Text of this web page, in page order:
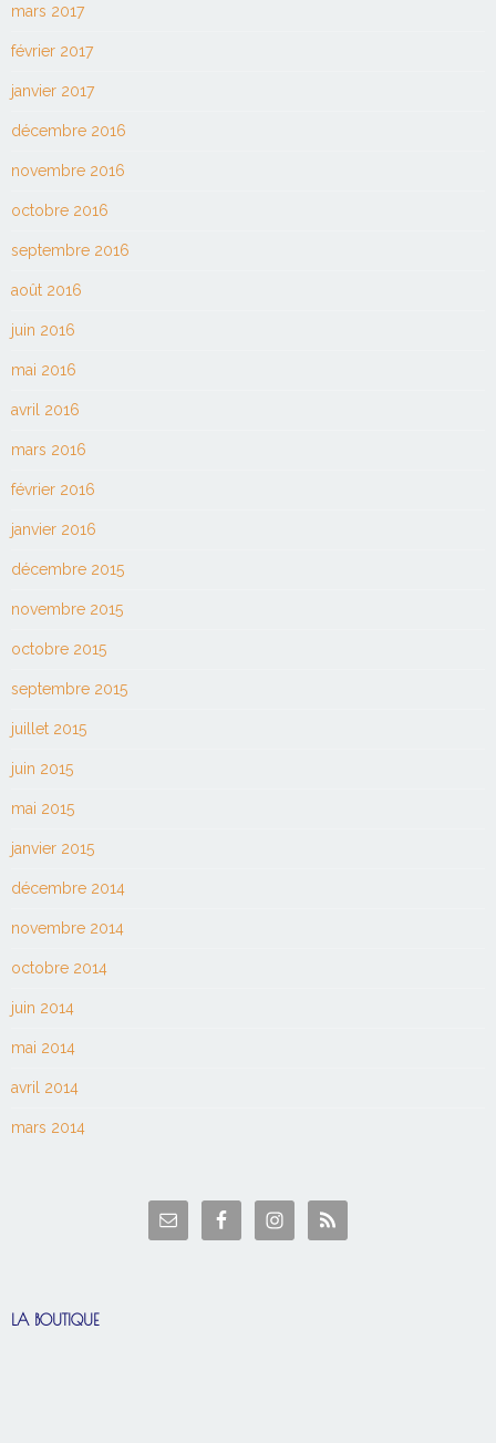
mars 2017
février 2017
janvier 2017
décembre 2016
novembre 2016
octobre 2016
septembre 2016
août 2016
juin 2016
mai 2016
avril 2016
mars 2016
février 2016
janvier 2016
décembre 2015
novembre 2015
octobre 2015
septembre 2015
juillet 2015
juin 2015
mai 2015
janvier 2015
décembre 2014
novembre 2014
octobre 2014
juin 2014
mai 2014
avril 2014
mars 2014
LA BOUTIQUE